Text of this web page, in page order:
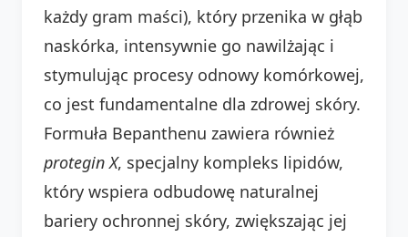
każdy gram maści), który przenika w głąb
naskórka, intensywnie go nawilżając i
stymulując procesy odnowy komórkowej,
co jest fundamentalne dla zdrowej skóry.
Formuła Bepanthenu zawiera również
protegin X, specjalny kompleks lipidów,
który wspiera odbudowę naturalnej
bariery ochronnej skóry, zwiększając jej